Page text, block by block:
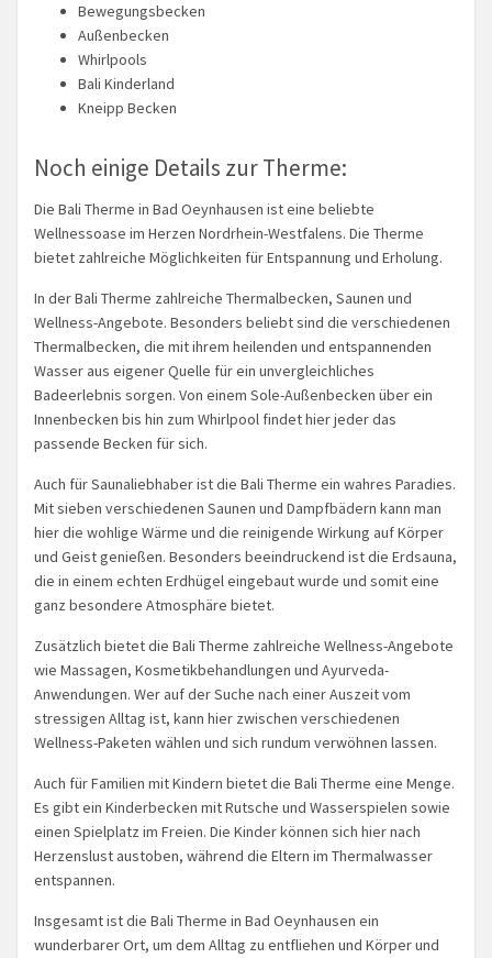
Bewegungsbecken
Außenbecken
Whirlpools
Bali Kinderland
Kneipp Becken
Noch einige Details zur Therme:
Die Bali Therme in Bad Oeynhausen ist eine beliebte
Wellnessoase im Herzen Nordrhein-Westfalens. Die Therme
bietet zahlreiche Möglichkeiten für Entspannung und Erholung.
In der Bali Therme zahlreiche Thermalbecken, Saunen und
Wellness-Angebote. Besonders beliebt sind die verschiedenen
Thermalbecken, die mit ihrem heilenden und entspannenden
Wasser aus eigener Quelle für ein unvergleichliches
Badeerlebnis sorgen. Von einem Sole-Außenbecken über ein
Innenbecken bis hin zum Whirlpool findet hier jeder das
passende Becken für sich.
Auch für Saunaliebhaber ist die Bali Therme ein wahres Paradies.
Mit sieben verschiedenen Saunen und Dampfbädern kann man
hier die wohlige Wärme und die reinigende Wirkung auf Körper
und Geist genießen. Besonders beeindruckend ist die Erdsauna,
die in einem echten Erdhügel eingebaut wurde und somit eine
ganz besondere Atmosphäre bietet.
Zusätzlich bietet die Bali Therme zahlreiche Wellness-Angebote
wie Massagen, Kosmetikbehandlungen und Ayurveda-
Anwendungen. Wer auf der Suche nach einer Auszeit vom
stressigen Alltag ist, kann hier zwischen verschiedenen
Wellness-Paketen wählen und sich rundum verwöhnen lassen.
Auch für Familien mit Kindern bietet die Bali Therme eine Menge.
Es gibt ein Kinderbecken mit Rutsche und Wasserspielen sowie
einen Spielplatz im Freien. Die Kinder können sich hier nach
Herzenslust austoben, während die Eltern im Thermalwasser
entspannen.
Insgesamt ist die Bali Therme in Bad Oeynhausen ein
wunderbarer Ort, um dem Alltag zu entfliehen und Körper und